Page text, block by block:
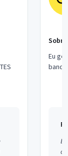
Eu